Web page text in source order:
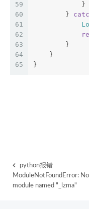
59
60
61
62
63
64
65
            }
        }
        }
    }
}
python报错
ModuleNotFoundError: No
module named "_lzma"